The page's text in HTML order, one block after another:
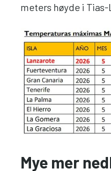
meters høyde i Tias-
Mye mer